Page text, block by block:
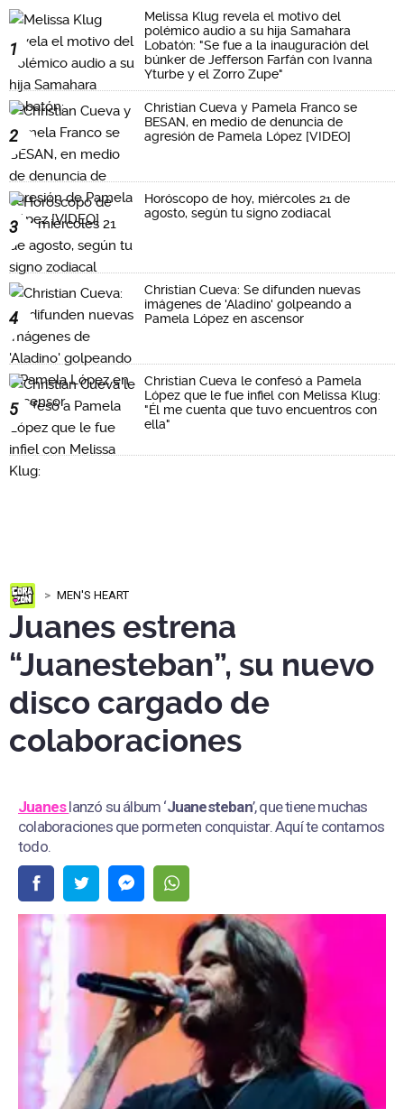
1
Melissa Klug revela el motivo del
polémico audio a su hija Samahara
Lobatón: "Se fue a la inauguración del
búnker de Jefferson Farfán con Ivanna
Yturbe y el Zorro Zupe"
2
Christian Cueva y Pamela Franco se
BESAN, en medio de denuncia de
agresión de Pamela López [VIDEO]
3
Horóscopo de hoy, miércoles 21 de
agosto, según tu signo zodiacal
4
Christian Cueva: Se difunden nuevas
imágenes de 'Aladino' golpeando a
Pamela López en ascensor
5
Christian Cueva le confesó a Pamela
López que le fue infiel con Melissa Klug:
"Él me cuenta que tuvo encuentros con
ella"
MEN'S HEART
Juanes estrena
“Juanesteban”, su nuevo
disco cargado de
colaboraciones
Juaneslanzó su álbum ‘Juanesteban’, que tiene muchas
colaboraciones que pormeten conquistar. Aquí te contamos
todo.